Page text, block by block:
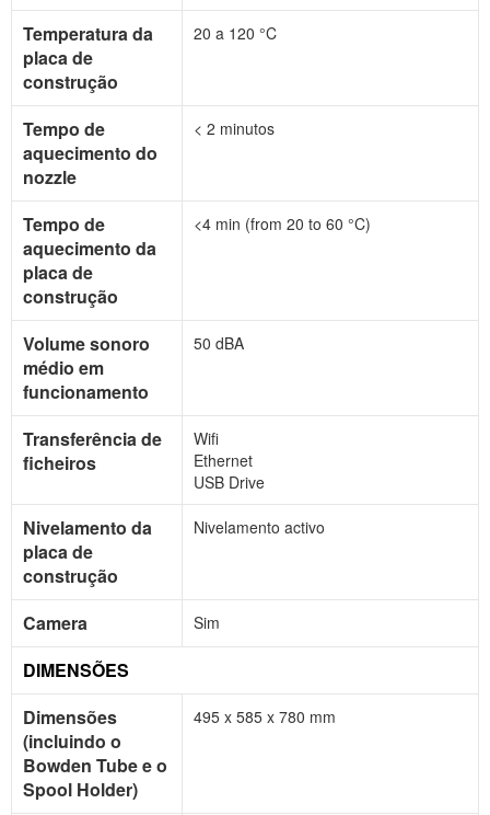
Temperatura da
placa de
construção
20 a 120 °C
Tempo de
aquecimento do
nozzle
< 2 minutos
Tempo de
aquecimento da
placa de
construção
<4 min (from 20 to 60 °C)
Volume sonoro
médio em
funcionamento
50 dBA
Transferência de
ficheiros
Wifi
Ethernet
USB Drive
Nivelamento da
placa de
construção
Nivelamento activo
Camera Sim
DIMENSÕES
Dimensões
(incluindo o
Bowden Tube e o
Spool Holder)
495 x 585 x 780 mm